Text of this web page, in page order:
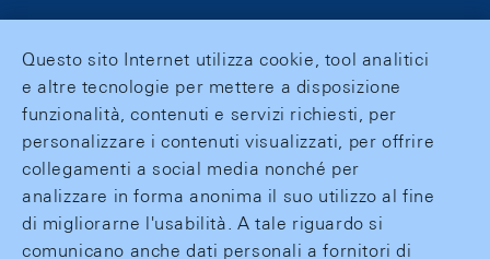
Questo sito Internet utilizza cookie, tool analitici
e altre tecnologie per mettere a disposizione
funzionalità, contenuti e servizi richiesti, per
personalizzare i contenuti visualizzati, per offrire
collegamenti a social media nonché per
analizzare in forma anonima il suo utilizzo al fine
di migliorarne l'usabilità. A tale riguardo si
comunicano anche dati personali a fornitori di